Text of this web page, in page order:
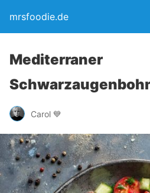
mrsfoodie.de
Mediterraner
Carol 💙